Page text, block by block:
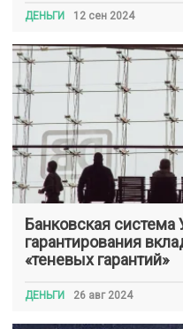
ДЕНЬГИ 12 сен 2024
Банковская
гарантирования
«теневых гарантий»
ДЕНЬГИ 26 авг 2024